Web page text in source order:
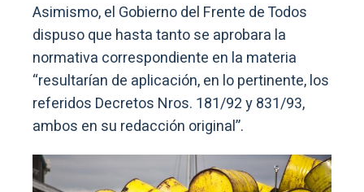
Asimismo, el Gobierno del Frente de Todos
dispuso que hasta tanto se aprobara la
normativa correspondiente en la materia
“resultarían de aplicación, en lo pertinente, los
referidos Decretos Nros. 181/92 y 831/93,
ambos en su redacción original”.